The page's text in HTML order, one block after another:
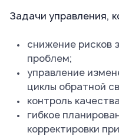
Задачи управления,
снижение рисков
проблем;
управление
циклы обратной
контроль
гибкое
корректировки